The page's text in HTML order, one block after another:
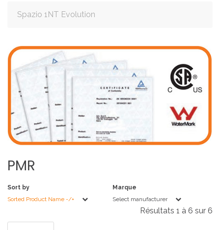
Spazio 1NT Evolution
PMR
Sort by
Sorted Product Name -/+
Marque
Select manufacturer
Résultats 1 à 6 sur 6